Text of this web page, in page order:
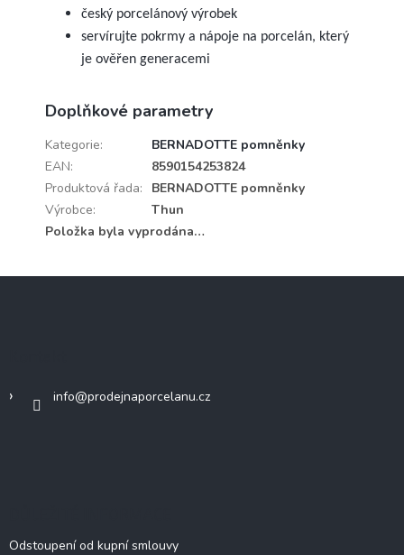
český porcelánový výrobek
servírujte pokrmy a nápoje na porcelán, který
je ověřen generacemi
Doplňkové parametry
Kategorie:
BERNADOTTE pomněnky
EAN:
8590154253824
Produktová řada:
BERNADOTTE pomněnky
Výrobce:
Thun
Položka byla vyprodána…
info@prodejnaporcelanu.cz
Odstoupení od kupní smlouvy